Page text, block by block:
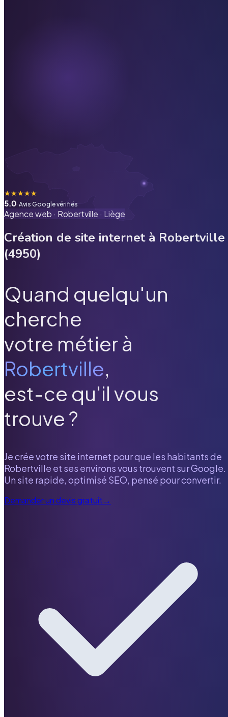
★★★★★
5.0· Avis Google vérifiés
Agence web · Robertville · Liège
Création de site internet à Robertville
(4950)
Quand quelqu'un
cherche
votre métier à
Robertville,
est-ce qu'il vous
trouve ?
Je crée votre site internet pour que les habitants de
Robertville et ses environs vous trouvent sur Google.
Un site rapide, optimisé SEO, pensé pour convertir.
Demander un devis gratuit→